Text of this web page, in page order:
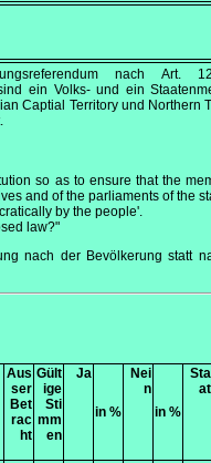
nach Art.
ein Volks- und ein
Captial Territory und Northern
so as to ensure that the
and of the parliaments of the
by the people'.
law?"
nach der Bevölkerung statt
Aus
ser
Bet
rac
ht
Gült
ige
Sti
mm
en
Ja
in %
Nei
n
in %
Sta
at